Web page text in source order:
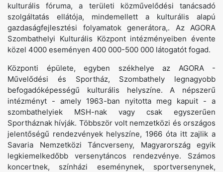
kulturális fóruma, a területi közművelődési tanácsadó
szolgáltatás ellátója, mindemellett a kulturális alapú
gazdaságfejlesztési folyamatok generátora,. Az AGORA
Szombathelyi Kulturális Központ intézményeiben évente
közel 4000 eseményen 400 000-500 000 látogatót fogad.
Központi épülete, egyben székhelye az AGORA -
Művelődési és Sportház, Szombathely legnagyobb
befogadóképességű kulturális helyszíne. A népszerű
intézményt - amely 1963-ban nyitotta meg kapuit - a
szombathelyiek MSH-nak vagy csak egyszerűen
Sportháznak hívják. Többször volt nemzetközi és országos
jelentőségű rendezvények helyszíne, 1966 óta itt zajlik a
Savaria Nemzetközi Táncverseny, Magyarország egyik
legkiemelkedőbb versenytáncos rendezvénye. Számos
koncertnek, színházi eseménynek, sportversenynek,